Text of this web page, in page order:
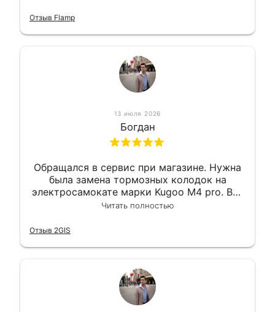
Отзыв Flamp
13 июля 2026
Богдан
Обращался в сервис при магазине. Нужна
была замена тормозных колодок на
электросамокате марки Kugoo M4 pro. Всё
сделали в лучшем виде и в максимально
гарантии, поэтому и обратился в этот
Читать полностью
Отзыв 2GIS